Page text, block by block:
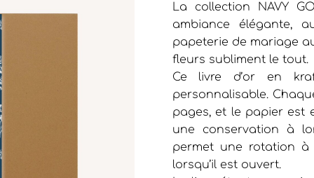
La collection NAVY
ambiance élégante,
papeterie de mariage
fleurs subliment le tout.
Ce livre d’or en
personnalisable.
pages, et le papier est
une conservation à
permet une rotation
lorsqu’il est ouvert.